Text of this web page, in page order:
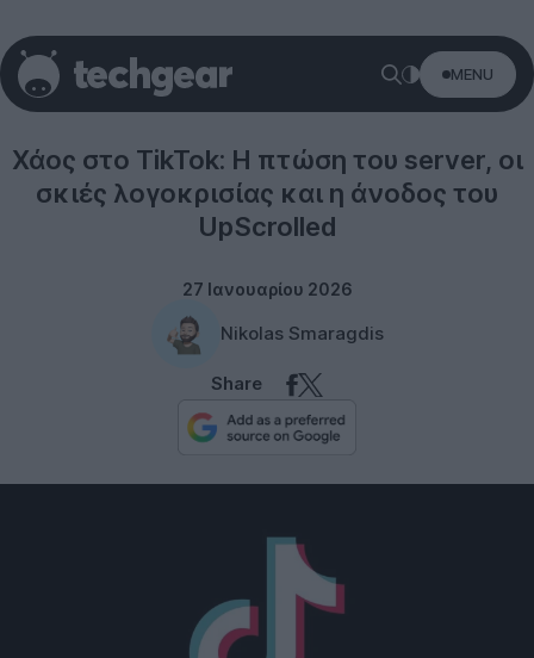
MENU
Χάος στο TikTok: Η πτώση του server, οι
σκιές λογοκρισίας και η άνοδος του
UpScrolled
27 Ιανουαρίου 2026
Nikolas Smaragdis
Share